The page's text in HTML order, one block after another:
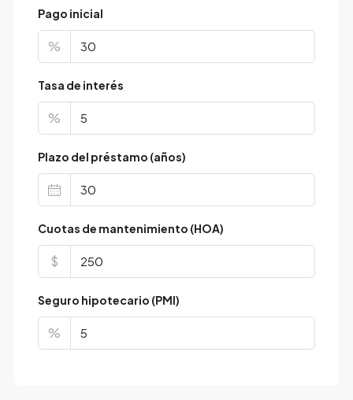
Pago inicial
%
Tasa de interés
%
Plazo del préstamo (años)
Cuotas de mantenimiento (HOA)
$
Seguro hipotecario (PMI)
%